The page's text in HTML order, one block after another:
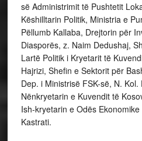
së Administrimit të Pushtetit
Këshilltarin Politik, Ministria e
Pëllumb Kallaba, Drejtorin për
Diasporës, z. Naim Dedushaj,
Lartë Politik i Kryetarit të
Hajrizi, Shefin e Sektorit për
Dep. i Ministrisë FSK-së, N. Kol.
Nënkryetarin e Kuvendit të
Ish-kryetarin e Odës
Kastrati.